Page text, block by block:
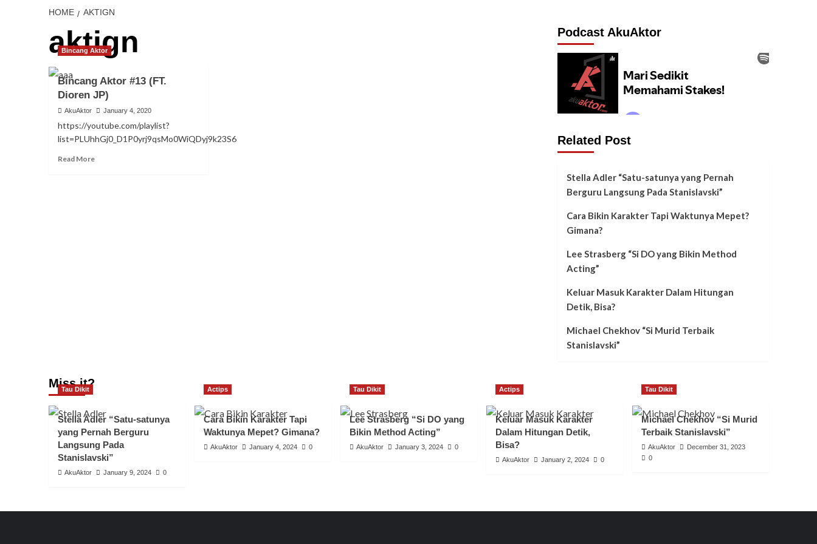
HOME AKTIGN
aktign
Bincang Aktor
Bincang Aktor #13 (FT.
Dioren JP)
AkuAktor January 4, 2020
https://youtube.com/playlist?
list=PLUhhGj0_D1P0yrj9qsMo0WiQDyj9k23S6
Read More
Podcast AkuAktor
Related Post
Stella Adler “Satu-satunya yang Pernah
Berguru Langsung Pada Stanislavski”
Cara Bikin Karakter Tapi Waktunya Mepet?
Gimana?
Lee Strasberg “Si DO yang Bikin Method
Acting”
Keluar Masuk Karakter Dalam Hitungan
Detik, Bisa?
Michael Chekhov “Si Murid Terbaik
Stanislavski”
Miss it?
Tau Dikit
Stella Adler “Satu-satunya
yang Pernah Berguru
Langsung Pada
Stanislavski”
AkuAktor January 9, 2024 0
Actips
Cara Bikin Karakter Tapi
Waktunya Mepet? Gimana?
AkuAktor January 4, 2024 0
Tau Dikit
Lee Strasberg “Si DO yang
Bikin Method Acting”
AkuAktor January 3, 2024 0
Actips
Keluar Masuk Karakter
Dalam Hitungan Detik,
Bisa?
AkuAktor January 2, 2024 0
Tau Dikit
Michael Chekhov “Si Murid
Terbaik Stanislavski”
AkuAktor
December 31, 2023
0